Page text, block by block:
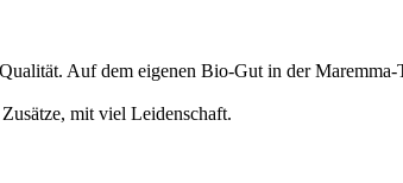
Auf dem eigenen Bio-Gut in der
mit viel Leidenschaft.